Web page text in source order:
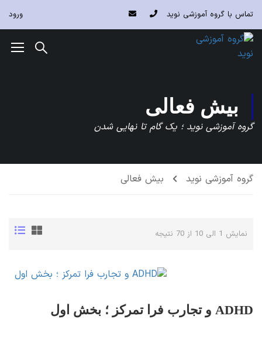
تماس با گروه آموزشی نوید ورود
بیش فعالی
گروه آموزشی نوید ؛ یک گام تا نهایی شدن
گروه آموزشی نوید بیش فعالی
نمایش 1 الی 10 از 70 نتیجه
ADHD و تجارب فرا تمرکز ؛ بخش اول